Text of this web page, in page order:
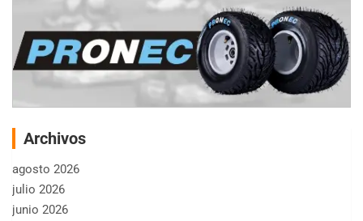
Archivos
agosto 2026
julio 2026
junio 2026